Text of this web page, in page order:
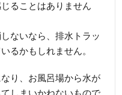
ることはありません
ないなら、排水トラッ
るかもしれません。
り、お風呂場から水が